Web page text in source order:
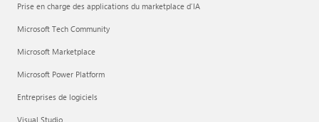
Prise en charge des applications du marketplace d’IA
Microsoft Tech Community
Microsoft Marketplace
Microsoft Power Platform
Entreprises de logiciels
Visual Studio